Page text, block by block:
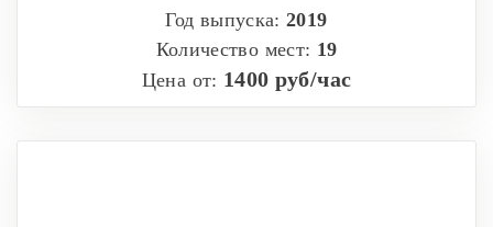
Год выпуска:2019
Количество мест: 19
Цена от: 1400 руб/час